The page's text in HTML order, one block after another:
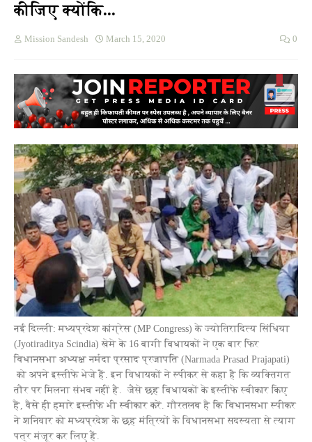
कीजिए क्योंकि...
Mission Sandesh March 15, 2020 0
नई दिल्ली: मध्यप्रदेश कांग्रेस (MP Congress) के ज्योतिरादित्य सिंधिया
(Jyotiraditya Scindia) खेमे के 16 बागी विधायकों ने एक बार फिर
विधानसभा अध्यक्ष नर्मदा प्रसाद प्रजापति (Narmada Prasad Prajapati)
को अपने इस्तीफे भेजे हैं. इन विधायकों ने स्पीकर से कहा है कि व्यक्तिगत
तौर पर मिलना संभव नहीं है. जैसे छह विधायकों के इस्तीफे स्वीकार किए
हैं, वैसे ही हमारे इस्तीफे भी स्वीकार करें. गौरतलब है कि विधानसभा स्पीकर
ने शनिवार को मध्यप्रदेश के छह मंत्रियों के विधानसभा सदस्यता से त्याग
पत्र मंजूर कर लिए हैं.